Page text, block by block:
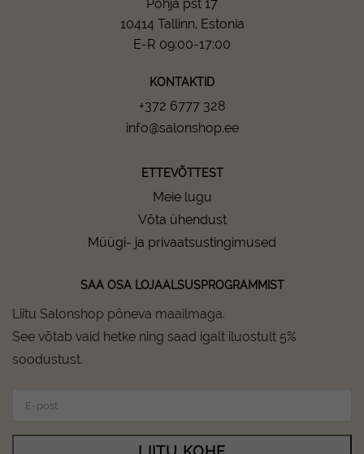
Põhja pst 17
10414 Tallinn, Estonia
E-R 09:00-17:00
KONTAKTID
+372 6777 328
info@salonshop.ee
ETTEVÕTTEST
Meie lugu
Võta ühendust
Müügi- ja privaatsustingimused
SAA OSA LOJAALSUSPROGRAMMIST
Liitu Salonshop põneva maailmaga.
See võtab vaid hetke ning saad igalt iluostult 5%
soodustust.